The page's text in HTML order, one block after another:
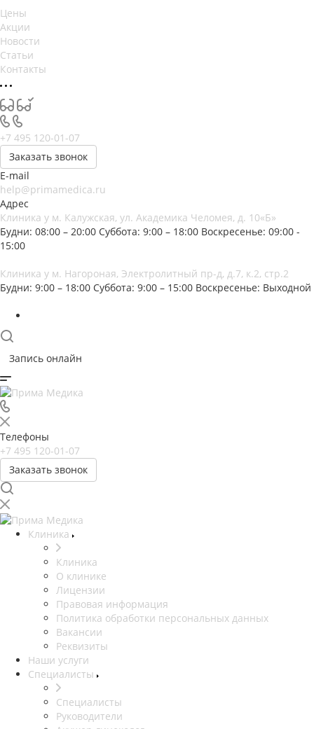
Цены
Акции
Новости
Статьи
Контакты
+7 495 120-01-07
Заказать звонок
E-mail
help@primamedica.ru
Адрес
Клиника у м. Калужская, ул. Академика Челомея, д. 10«Б»
Будни: 08:00 – 20:00 Суббота: 9:00 – 18:00 Воскресенье: 09:00 -
15:00
Клиника у м. Нагороная, Электролитный пр-д, д.7, к.2, стр.2
Будни: 9:00 – 18:00 Суббота: 9:00 – 15:00 Воскресенье: Выходной
Запись онлайн
Телефоны
+7 495 120-01-07
Заказать звонок
Клиника
Клиника
О клинике
Лицензии
Правовая информация
Политика обработки персональных данных
Вакансии
Реквизиты
Наши услуги
Специалисты
Специалисты
Руководители